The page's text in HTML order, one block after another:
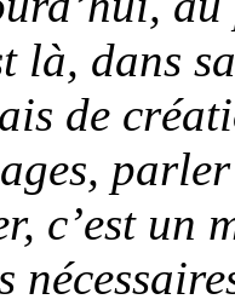
là, dans
de
c’est un